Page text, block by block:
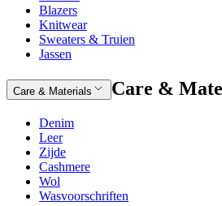
Blazers
Knitwear
Sweaters & Truien
Jassen
Care & Materials Care &
Denim
Leer
Zijde
Cashmere
Wol
Wasvoorschriften